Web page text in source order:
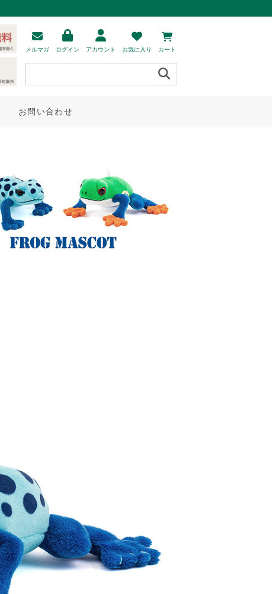
メルマガ ログイン アカウント お気に入り カート
お問い合わせ